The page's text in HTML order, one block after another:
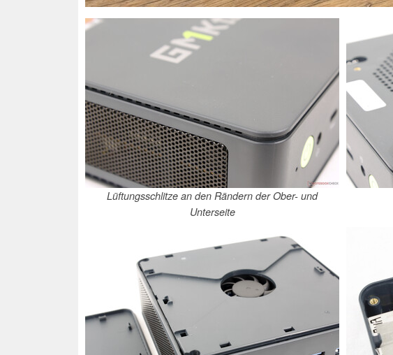
Lüftungsschlitze an den Rändern der Ober- und
Unterseite